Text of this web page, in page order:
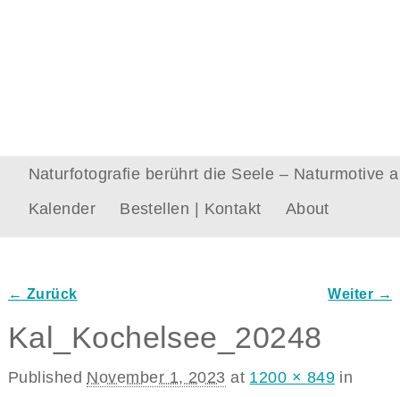
Naturfotografie berührt die Seele – Naturmotive
Kalender
Bestellen | Kontakt About
← Zurück Weiter →
Kal_Kochelsee_20248
Published November 1, 2023 at 1200 × 849in